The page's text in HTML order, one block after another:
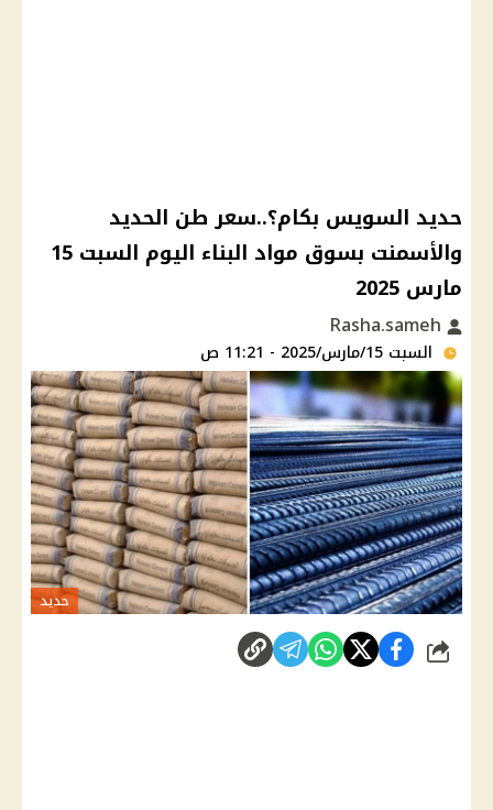
حديد السويس بكام؟..سعر طن الحديد
والأسمنت بسوق مواد البناء اليوم السبت 15
مارس 2025
السبت 15/مارس/2025 - 11:21 ص
حديد
شارك